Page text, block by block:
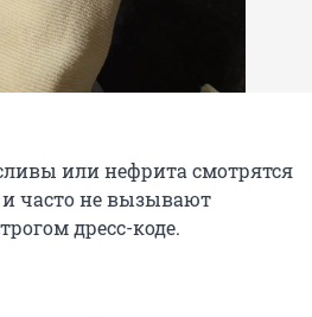
или нефрита смотрятся
и часто не вызывают
дресс-коде.